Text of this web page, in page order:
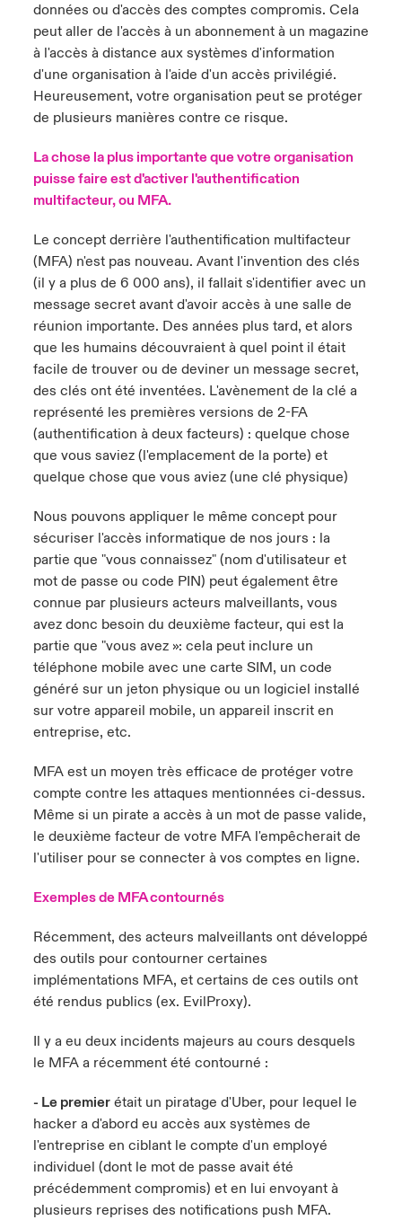
données ou d'accès des comptes compromis. Cela
peut aller de l'accès à un abonnement à un magazine
à l'accès à distance aux systèmes d'information
d'une organisation à l'aide d'un accès privilégié.
Heureusement, votre organisation peut se protéger
de plusieurs manières contre ce risque.
La chose la plus importante que votre organisation
puisse faire est d'activer l'authentification
multifacteur, ou MFA.
Le concept derrière l'authentification multifacteur
(MFA) n'est pas nouveau. Avant l'invention des clés
(il y a plus de 6 000 ans), il fallait s'identifier avec un
message secret avant d'avoir accès à une salle de
réunion importante. Des années plus tard, et alors
que les humains découvraient à quel point il était
facile de trouver ou de deviner un message secret,
des clés ont été inventées. L'avènement de la clé a
représenté les premières versions de 2-FA
(authentification à deux facteurs) : quelque chose
que vous saviez (l'emplacement de la porte) et
quelque chose que vous aviez (une clé physique)
Nous pouvons appliquer le même concept pour
sécuriser l'accès informatique de nos jours : la
partie que "vous connaissez" (nom d'utilisateur et
mot de passe ou code PIN) peut également être
connue par plusieurs acteurs malveillants, vous
avez donc besoin du deuxième facteur, qui est la
partie que "vous avez »: cela peut inclure un
téléphone mobile avec une carte SIM, un code
généré sur un jeton physique ou un logiciel installé
sur votre appareil mobile, un appareil inscrit en
entreprise, etc.
MFA est un moyen très efficace de protéger votre
compte contre les attaques mentionnées ci-dessus.
Même si un pirate a accès à un mot de passe valide,
le deuxième facteur de votre MFA l'empêcherait de
l'utiliser pour se connecter à vos comptes en ligne.
Exemples de MFA contournés
Récemment, des acteurs malveillants ont développé
des outils pour contourner certaines
implémentations MFA, et certains de ces outils ont
été rendus publics (ex. EvilProxy).
Il y a eu deux incidents majeurs au cours desquels
le MFA a récemment été contourné :
- Le premierétait un piratage d'Uber, pour lequel le
hacker a d'abord eu accès aux systèmes de
l'entreprise en ciblant le compte d'un employé
individuel (dont le mot de passe avait été
précédemment compromis) et en lui envoyant à
plusieurs reprises des notifications push MFA.